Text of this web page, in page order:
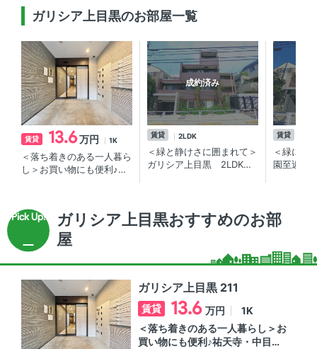
ガリシア上目黒のお部屋一覧
賃貸 13.6万円 1K
＜落ち着きのある一人暮ら
し＞お買い物にも便利♪祐
成約済み
賃貸 2LDK
＜緑と静けさに囲まれて＞
ガリシア上目黒 2LDK／
賃貸
＜緑に囲
園至近！
ガリシア上目黒おすすめのお部
屋
ガリシア上目黒 211
賃貸 13.6 万円
1K
＜落ち着きのある一人暮らし＞お
買い物にも便利♪祐天寺・中目黒